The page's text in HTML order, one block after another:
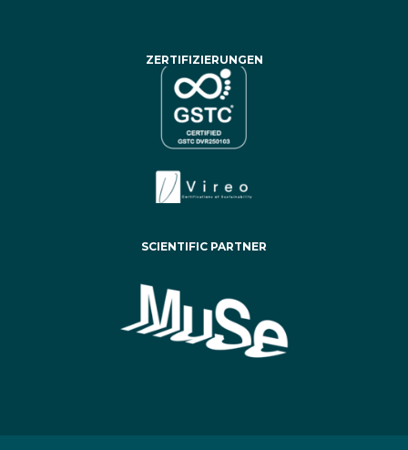
ZERTIFIZIERUNGEN
SCIENTIFIC PARTNER